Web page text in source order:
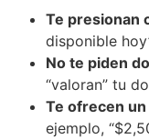
Te presionan
disponible
No te piden
“valoran” tu
Te ofrecen
ejemplo,